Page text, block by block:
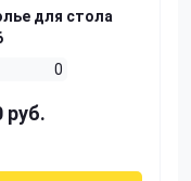
для стола
0
руб.